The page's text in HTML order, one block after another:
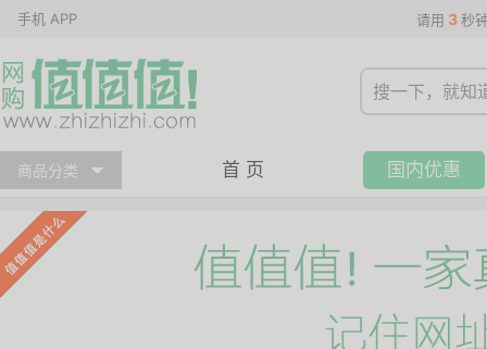
手机 APP 请用 3 秒
商品分类 首 页 国内优惠